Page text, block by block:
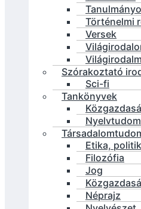
Történelmi
Versek
Szórakoztató
Sci-fi
Tankönyvek
Etika,
Filozófia
Jog
Néprajz